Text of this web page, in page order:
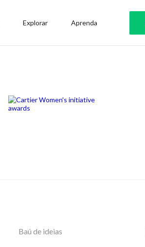
Explorar Aprenda
Baú de ideias